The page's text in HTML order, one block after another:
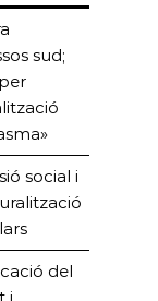
sud;
social i
del